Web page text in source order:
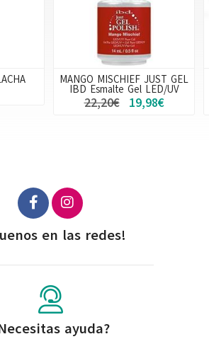
GEL
UV
PINCEL PROFESIONAL
KABUKI CÓNICO
3,95€
en las redes!
ayuda?